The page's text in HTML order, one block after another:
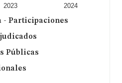
2023 2024
- Participaciones
Públicas